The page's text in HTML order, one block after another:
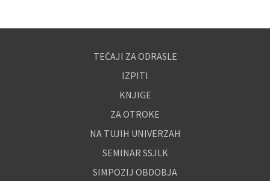
TEČAJI ZA ODRASLE
IZPITI
KNJIGE
ZA OTROKE
NA TUJIH UNIVERZAH
SEMINAR SSJLK
SIMPOZIJ OBDOBJA